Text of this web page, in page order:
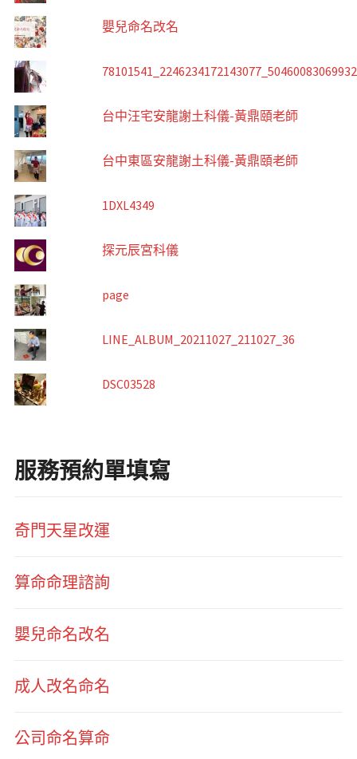
嬰兒命名改名
台中汪宅安龍謝土科儀-黃鼎頤老師
台中東區安龍謝土科儀-黃鼎頤老師
1DXL4349
探元辰宮科儀
page
LINE_ALBUM_20211027_211027_36
DSC03528
服務預約單填寫
奇門天星改運
算命命理諮詢
嬰兒命名改名
成人改名命名
公司命名算命